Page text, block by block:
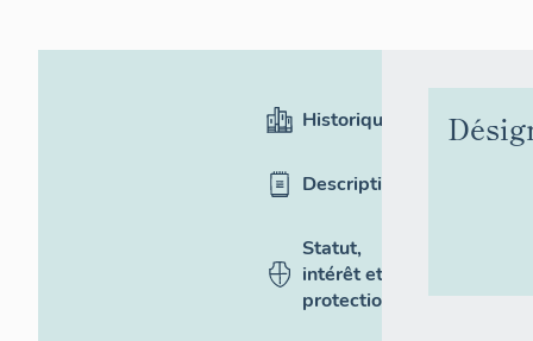
Historique
Description
Statut,
intérêt et
protection